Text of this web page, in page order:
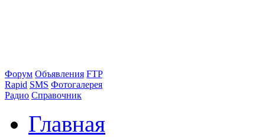
Форум Объявления FTP
Rapid SMS Фотогалерея
Радио Справочник
Главная